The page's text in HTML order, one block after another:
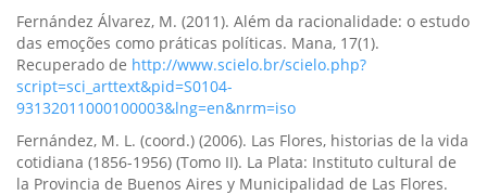
Fernández Álvarez, M. (2011). Além da racionalidade: o estudo
das emoções como práticas polí­ticas. Mana, 17(1).
Recuperado de http://www.scielo.br/scielo.php?
script=sci_arttext&pid=S0104-
93132011000100003&lng=en&nrm=iso
Fernández, M. L. (coord.) (2006). Las Flores, historias de la vida
cotidiana (1856-1956) (Tomo II). La Plata: Instituto cultural de
la Provincia de Buenos Aires y Municipalidad de Las Flores.